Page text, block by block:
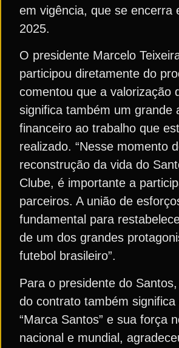
em vigência, que se encerra
2025.
O presidente Marcelo
participou diretamente do
comentou que a valorização
significa também um grande
financeiro ao trabalho que
realizado. “Nesse momento
reconstrução da vida do
Clube, é importante a
parceiros. A união de
fundamental para
de um dos grandes
futebol brasileiro”.
Para o presidente do
do contrato também significa
“Marca Santos” e sua força
nacional e mundial,